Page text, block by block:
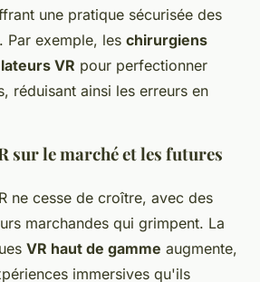
une pratique sécurisée des
Par exemple, les chirurgiens
VR pour perfectionner
réduisant ainsi les erreurs en
sur le marché et les futures
ne cesse de croître, avec des
marchandes qui grimpent. La
VR haut de gamme augmente,
immersives qu'ils